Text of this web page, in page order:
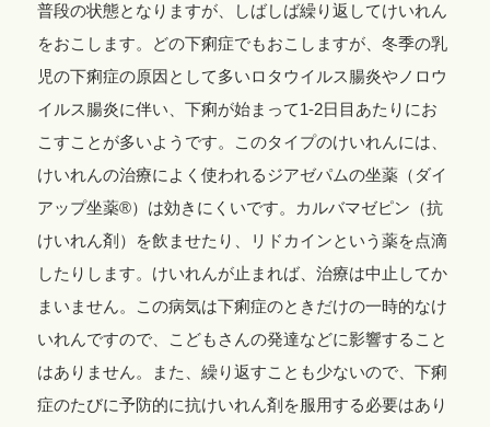
普段の状態となりますが、しばしば繰り返してけいれん
をおこします。どの下痢症でもおこしますが、冬季の乳
児の下痢症の原因として多いロタウイルス腸炎やノロウ
イルス腸炎に伴い、下痢が始まって1-2日目あたりにお
こすことが多いようです。このタイプのけいれんには、
けいれんの治療によく使われるジアゼパムの坐薬（ダイ
アップ坐薬®）は効きにくいです。カルバマゼピン（抗
けいれん剤）を飲ませたり、リドカインという薬を点滴
したりします。けいれんが止まれば、治療は中止してか
まいません。この病気は下痢症のときだけの一時的なけ
いれんですので、こどもさんの発達などに影響すること
はありません。また、繰り返すことも少ないので、下痢
症のたびに予防的に抗けいれん剤を服用する必要はあり